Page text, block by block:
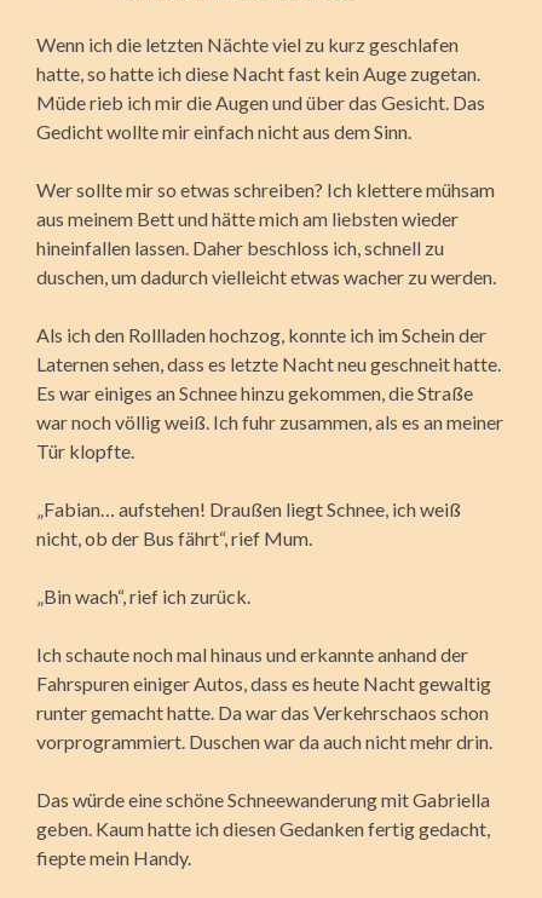
Wenn ich die letzten Nächte viel zu kurz geschlafen
hatte, so hatte ich diese Nacht fast kein Auge zugetan.
Müde rieb ich mir die Augen und über das Gesicht. Das
Gedicht wollte mir einfach nicht aus dem Sinn.
Wer sollte mir so etwas schreiben? Ich klettere mühsam
aus meinem Bett und hätte mich am liebsten wieder
hineinfallen lassen. Daher beschloss ich, schnell zu
duschen, um dadurch vielleicht etwas wacher zu werden.
Als ich den Rollladen hochzog, konnte ich im Schein der
Laternen sehen, dass es letzte Nacht neu geschneit hatte.
Es war einiges an Schnee hinzu gekommen, die Straße
war noch völlig weiß. Ich fuhr zusammen, als es an meiner
Tür klopfte.
„Fabian… aufstehen! Draußen liegt Schnee, ich weiß
nicht, ob der Bus fährt“, rief Mum.
„Bin wach“, rief ich zurück.
Ich schaute noch mal hinaus und erkannte anhand der
Fahrspuren einiger Autos, dass es heute Nacht gewaltig
runter gemacht hatte. Da war das Verkehrschaos schon
vorprogrammiert. Duschen war da auch nicht mehr drin.
Das würde eine schöne Schneewanderung mit Gabriella
geben. Kaum hatte ich diesen Gedanken fertig gedacht,
fiepte mein Handy.